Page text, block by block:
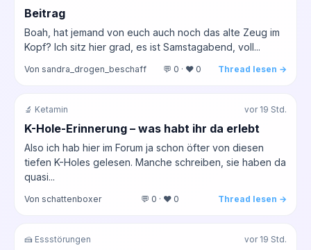
Beitrag
Boah, hat jemand von euch auch noch das alte Zeug im
Kopf? Ich sitz hier grad, es ist Samstagabend, voll...
Von sandra_drogen_beschaff 💬 0 · ❤️ 0 Thread lesen →
🔬 Ketamin vor 19 Std.
K-Hole-Erinnerung – was habt ihr da erlebt
Also ich hab hier im Forum ja schon öfter von diesen
tiefen K-Holes gelesen. Manche schreiben, sie haben da
quasi...
Von schattenboxer 💬 0 · ❤️ 0 Thread lesen →
🍰 Essstörungen vor 19 Std.